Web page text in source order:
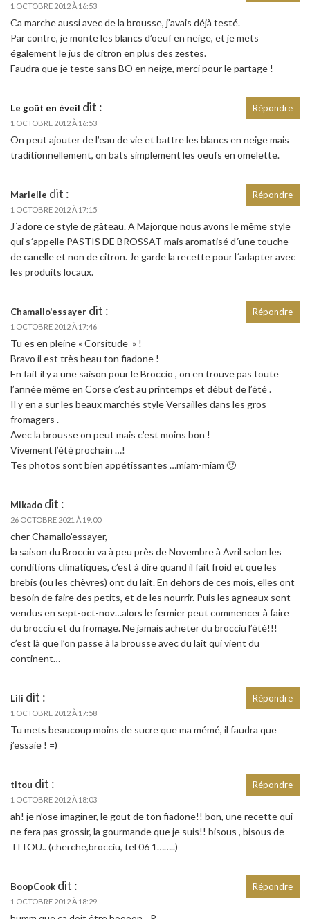
1 OCTOBRE 2012 À 16:53
Ca marche aussi avec de la brousse, j’avais déjà testé.
Par contre, je monte les blancs d’oeuf en neige, et je mets
également le jus de citron en plus des zestes.
Faudra que je teste sans BO en neige, merci pour le partage !
Le goût en éveil dit :
1 OCTOBRE 2012 À 16:53
On peut ajouter de l’eau de vie et battre les blancs en neige mais
traditionnellement, on bats simplement les oeufs en omelette.
Répondre
Marielle dit :
1 OCTOBRE 2012 À 17:15
J´adore ce style de gâteau. A Majorque nous avons le même style
qui s´appelle PASTIS DE BROSSAT mais aromatisé d´une touche
de canelle et non de citron. Je garde la recette pour l´adapter avec
les produits locaux.
Répondre
Chamallo'essayer dit :
1 OCTOBRE 2012 À 17:46
Tu es en pleine « Corsitude » !
Bravo il est très beau ton fiadone !
En fait il y a une saison pour le Broccio , on en trouve pas toute
l’année même en Corse c’est au printemps et début de l’été .
Il y en a sur les beaux marchés style Versailles dans les gros
fromagers .
Avec la brousse on peut mais c’est moins bon !
Vivement l’été prochain …!
Tes photos sont bien appétissantes …miam-miam 🙂
Répondre
Mikado dit :
26 OCTOBRE 2021 À 19:00
cher Chamallo’essayer,
la saison du Brocciu va à peu près de Novembre à Avril selon les
conditions climatiques, c’est à dire quand il fait froid et que les
brebis (ou les chèvres) ont du lait. En dehors de ces mois, elles ont
besoin de faire des petits, et de les nourrir. Puis les agneaux sont
vendus en sept-oct-nov…alors le fermier peut commencer à faire
du brocciu et du fromage. Ne jamais acheter du brocciu l’été!!!
c’est là que l’on passe à la brousse avec du lait qui vient du
continent…
Lili dit :
1 OCTOBRE 2012 À 17:58
Tu mets beaucoup moins de sucre que ma mémé, il faudra que
j’essaie ! =)
Répondre
titou dit :
1 OCTOBRE 2012 À 18:03
ah! je n’ose imaginer, le gout de ton fiadone!! bon, une recette qui
ne fera pas grossir, la gourmande que je suis!! bisous , bisous de
TITOU.. (cherche,brocciu, tel 06 1……..)
Répondre
BoopCook dit :
1 OCTOBRE 2012 À 18:29
Répondre